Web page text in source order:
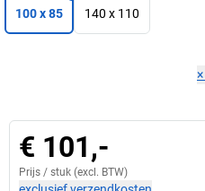
100 x 85 140 x 110
×
€ 101,-
Prijs / stuk (excl. BTW)